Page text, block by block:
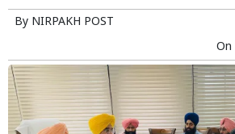
By NIRPAKH POST
On